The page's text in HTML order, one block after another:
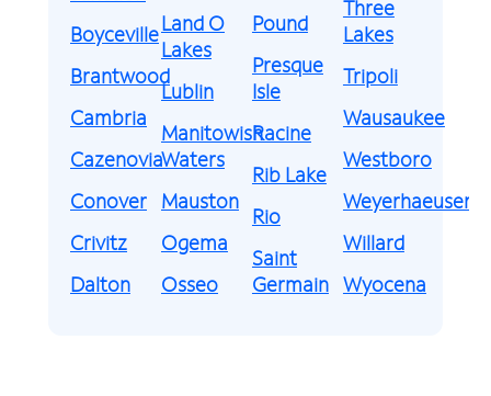
Boyceville
Brantwood
Cambria
Cazenovia
Conover
Crivitz
Dalton
Land O
Lakes
Lublin
Manitowish
Waters
Mauston
Ogema
Osseo
Pound
Presque
Isle
Racine
Rib Lake
Rio
Saint
Germain
Three
Lakes
Tripoli
Wausaukee
Westboro
Weyerhaeuser
Willard
Wyocena